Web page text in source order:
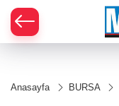
Anasayfa BURSA